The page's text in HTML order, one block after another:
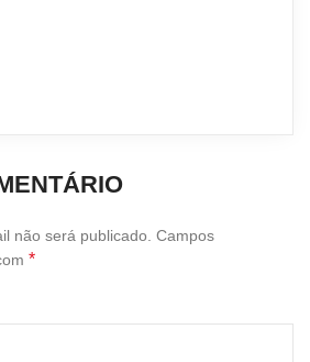
não será publicado. Campos
*